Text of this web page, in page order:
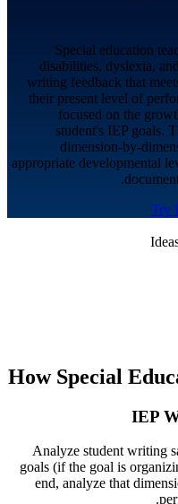
Special education
disabilities, dyslexia,
writing feedback that
their present level of
focused on the
student's IEP goals.
dimension-by-
appropriate developmental
Try
How Special
IEP
Analyze student writing
goals (if the goal is
end, analyze that